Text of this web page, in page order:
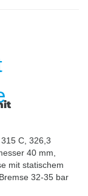
C, 326,3
40 mm,
mit statischem
32-35 bar